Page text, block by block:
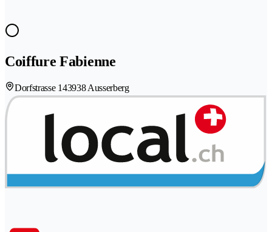
Coiffure Fabienne
Dorfstrasse 143938 Ausserberg